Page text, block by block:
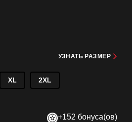
УЗНАТЬ РАЗМЕР
XL 2XL
+152 бонуса(ов)